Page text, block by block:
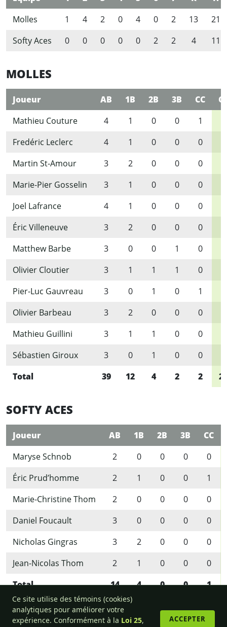
Molles
1 4 2 0 4 0 2 13
21
Softy Aces
0 0 0 0 0 2 2 4 11
MOLLES
Joueur AB 1B 2B 3B CC
Mathieu Couture
4 1 0 0 1
Fredéric Leclerc
4 1 0 0 0
Martin St-Amour
3 2 0 0 0
Marie-Pier Gosselin
3 1 0 0 0
Joel Lafrance
4 1 0 0 0
Éric Villeneuve
3 2 0 0 0
Matthew Barbe
3 0 0 1 0
Olivier Cloutier
3 1 1 1 0
Pier-Luc Gauvreau
3 0 1 0 1
Olivier Barbeau
3 2 0 0 0
Mathieu Guillini
3 1 1 0 0
Sébastien Giroux
3 0 1 0 0
Total
39 12 4 2 2
SOFTY ACES
Joueur AB 1B 2B 3B
CC
Maryse Schnob
2 0 0 0
0
Éric Prud’homme
2 1 0 0
1
Marie-Christine Thom
2 0 0 0
0
Daniel Foucault
3 0 0 0
0
Nicholas Gingras
3 2 0 0
0
Jean-Nicolas Thom
2 1 0 0
0
Total
14 4 0 0 1
Ce site utilise des témoins (cookies)
analytiques pour améliorer votre
expérience. Conformément à la Loi 25,
ACCEPTER